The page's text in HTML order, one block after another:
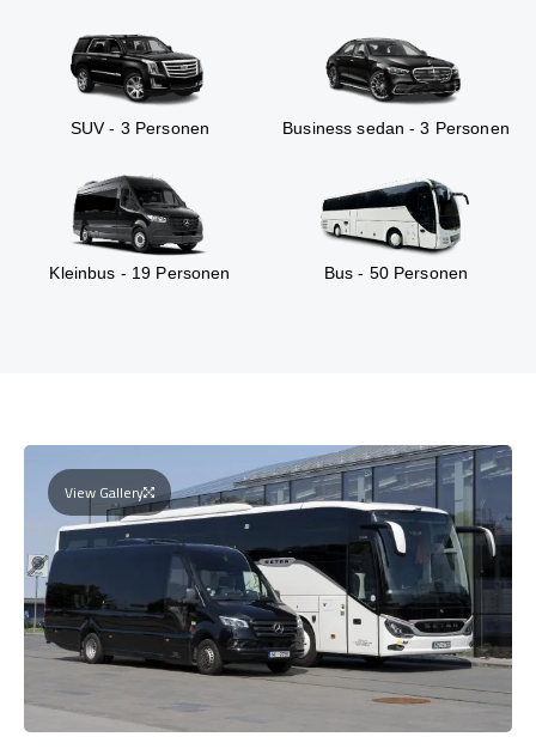
SUV - 3 Personen Business sedan - 3 Personen
Kleinbus - 19 Personen Bus - 50 Personen
View Gallery